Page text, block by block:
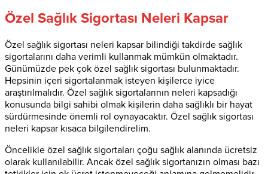
Özel Sağlık Sigortası Neleri Kapsar
Özel sağlık sigortası neleri kapsar bilindiği takdirde sağlık
sigortalarını daha verimli kullanmak mümkün olmaktadır.
Günümüzde pek çok özel sağlık sigortası bulunmaktadır.
Hepsinin içeri sigortalanmak isteyen kişilerce iyice
araştırılmalıdır. Özel sağlık sigortalarının neleri kapsadığı
konusunda bilgi sahibi olmak kişilerin daha sağlıklı bir hayat
sürdürmesinde önemli rol oynayacaktır. Özel sağlık sigortası
neleri kapsar kısaca bilgilendirelim.
Öncelikle özel sağlık sigortaları çoğu sağlık alanında ücretsiz
olarak kullanılabilir. Ancak özel sağlık sigortanızın olması bazı